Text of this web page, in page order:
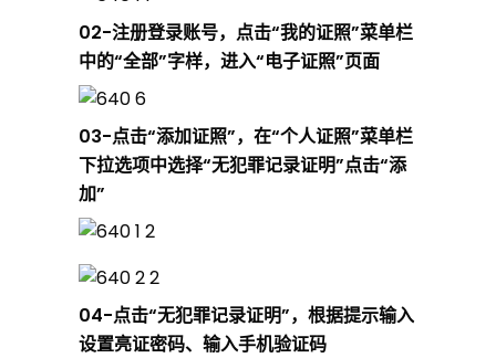
请
攻
略
！
02-注册登录账号，点击“我的证照”菜单栏
中的“全部”字样，进入“电子证照”页面
03-点击“添加证照”，在“个人证照”菜单栏
下拉选项中选择“无犯罪记录证明”点击“添
加”
04-点击“无犯罪记录证明”，根据提示输入
设置亮证密码、输入手机验证码